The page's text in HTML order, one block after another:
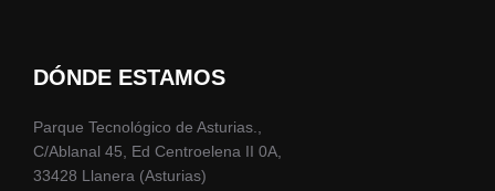
DÓNDE ESTAMOS
Parque Tecnológico de Asturias.,
C/Ablanal 45, Ed Centroelena II 0A,
33428 Llanera (Asturias)